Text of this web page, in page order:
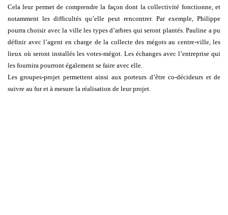
Cela leur permet de comprendre la façon dont la collectivité fonctionne, et
notamment les difficultés qu’elle peut rencontrer. Par exemple, Philippe
pourra choisir avec la ville les types d’arbres qui seront plantés. Pauline a pu
définir avec l’agent en charge de la collecte des mégots au centre-ville, les
lieux où seront installés les votes-mégot. Les échanges avec l’entreprise qui
les fournira pourront également se faire avec elle.
Les groupes-projet permettent ainsi aux porteurs d’être co-décideurs et de
suivre au fur et à mesure la réalisation de leur projet.